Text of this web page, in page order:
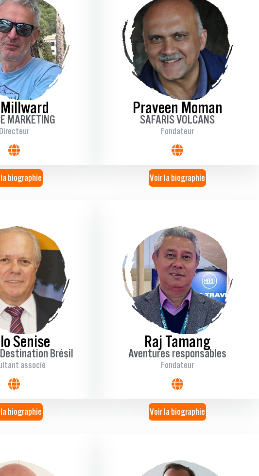
MARKETING
Directeur
biographie
Praveen Moman
SAFARIS VOLCANS
Fondateur
Voir la biographie
Senise
Brésil
associé
biographie
Raj Tamang
Aventures responsables
Fondateur
Voir la biographie